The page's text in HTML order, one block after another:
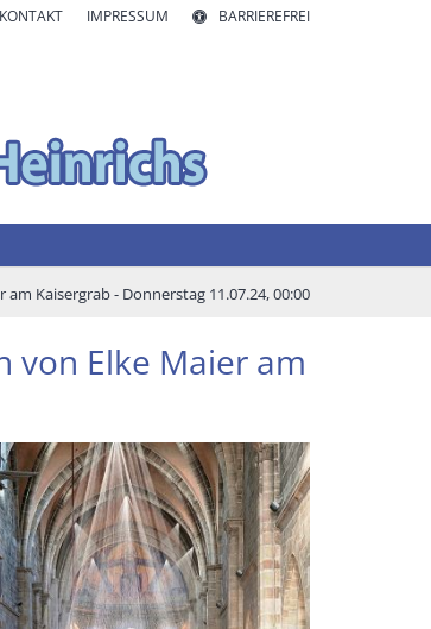
KONTAKT IMPRESSUM BARRIEREFREI
Kaisergrab - Donnerstag 11.07.24, 00:00
von Elke Maier am